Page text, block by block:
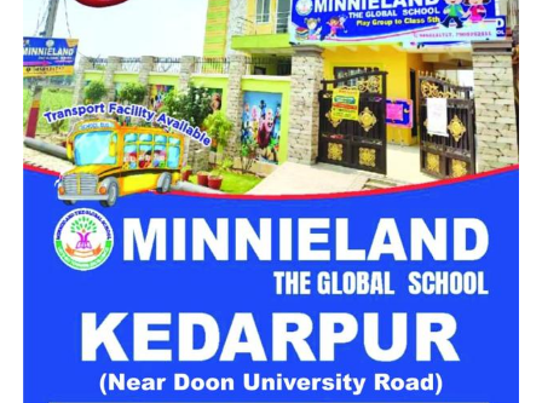
चारधाम यात्रा मार्ग पर विभिन्न स्थानों पर भूस्खलन होने से आवाजाही
प्रभावित हुई है। इन्हीं परिस्थितियों को देखते हुए गढ़वाल आयुक्त आनंद
स्वरूप ने 28 और 29 जुलाई को यात्रा स्थगित करने के निर्देश जारी किए
हैं। प्रशासन का कहना है कि मौसम की स्थिति सामान्य होने और मार्ग पूरी
तरह सुरक्षित होने के बाद ही यात्रा दोबारा शुरू करने पर फैसला लिया
जाएगा।
लगातार हो रही बारिश ने बढ़ाई परेशानी
राज्य के कई जिलों में बारिश का प्रभाव लगातार बना हुआ है। मौसम विभाग
के अनुसार उत्तरकाशी, देहरादून, टिहरी, रुद्रप्रयाग, चमोली, ऊधम सिंह
नगर, बागेश्वर, पिथौरागढ़ और नैनीताल में भारी से बहुत भारी वर्षा होने की